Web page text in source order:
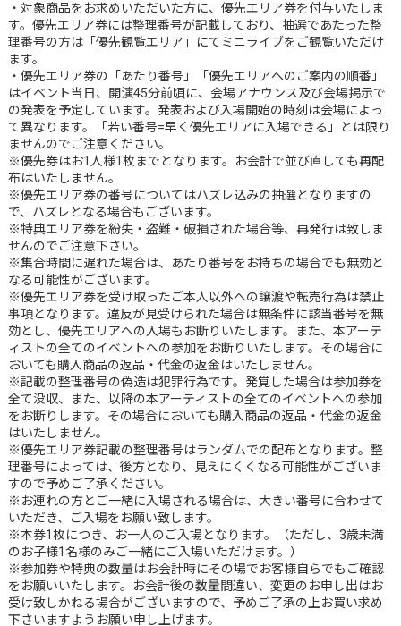
・対象商品をお求めいただいた方に、優先エリア券を付与いたしま
す。優先エリア券には整理番号が記載しており、抽選であたった整
理番号の方は「優先観覧エリア」にてミニライブをご観覧いただけ
ます。
・優先エリア券の「あたり番号」「優先エリアへのご案内の順番」
はイベント当日、開演45分前頃に、会場アナウンス及び会場掲示で
の発表を予定しています。発表および入場開始の時刻は会場によっ
て異なります。「若い番号=早く優先エリアに入場できる」とは限り
ませんのでご注意ください。
※優先券はお1人様1枚までとなります。お会計で並び直しても再配
布はいたしません。
※優先エリア券の番号についてはハズレ込みの抽選となりますの
で、ハズレとなる場合もございます。
※特典エリア券を紛失・盗難・破損された場合等、再発行は致しま
せんのでご注意下さい。
※集合時間に遅れた場合は、あたり番号をお持ちの場合でも無効と
なる可能性がございます。
※優先エリア券を受け取ったご本人以外への譲渡や転売行為は禁止
事項となります。違反が見受けられた場合は無条件に該当番号を無
効とし、優先エリアへの入場もお断りいたします。また、本アーテ
ィストの全てのイベントへの参加をお断りいたします。その場合に
おいても購入商品の返品・代金の返金はいたしません。
※記載の整理番号の偽造は犯罪行為です。発覚した場合は参加券を
全て没収、また、以降の本アーティストの全てのイベントへの参加
をお断りします。その場合においても購入商品の返品・代金の返金
はいたしません。
※優先エリア券記載の整理番号はランダムでの配布となります。整
理番号によっては、後方となり、見えにくくなる可能性がございま
すので予めご了承ください。
※お連れの方とご一緒に入場される場合は、大きい番号に合わせて
いただき、ご入場をお願い致します。
※本券1枚につき、お一人のご入場となります。（ただし、3歳未満
のお子様1名様のみご一緒にご入場いただけます。）
※参加券や特典の数量はお会計時にその場でお客様自らでもご確認
をお願いいたします。お会計後の数量間違い、変更のお申し出はお
受け致しかねる場合がございますので、予めご了承の上お買い求め
下さいますようお願い申し上げます。